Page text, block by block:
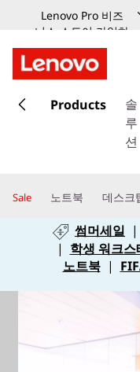
Lenovo Pro 비즈
니스 스토어 가입하
기
요
건
Products
솔
루
션
Sale 노트북 데스크
썸머세일 |
| 학생 워크
노트북|